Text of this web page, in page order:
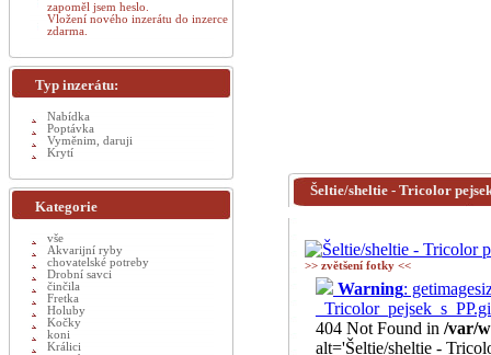
Šeltie/sheltie - Tricolor
>> zvětšení fotky <<
Warning:
404 Not Found in /var/
alt='Šeltie/sheltie -
zapoměl jsem heslo.
Vložení nového inzerátu do inzerce
zdarma.
Typ inzerátu:
Nabídka
Poptávka
Vyměnim, daruji
Krytí
Kategorie
vše
Akvarijní ryby
chovatelské potreby
Drobní savci
činčila
Fretka
Holuby
Kočky
koni
Králici